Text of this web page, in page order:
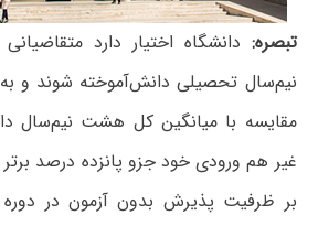
تبصره: دانشگاه اختیار دارد
نیم‌سال تحصیلی دانش‌آموخته شوند و
مقایسه با میانگین کل هشت نیم‌سال
غیر هم ورودی خود جزو پانزده درصد
بر ظرفیت پذیرش بدون آزمون در